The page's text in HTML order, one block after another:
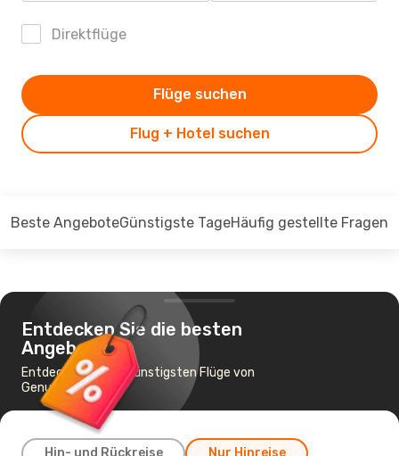
Direktflüge
Flug + Hotel suchen
Flüge suchen
Beste AngeboteGünstigste TageHäufig gestellte Fragen
Entdecken Sie die besten
Angebote
Entdecken Sie die günstigsten Flüge von
Genua nach Berlin
Hin- und Rückreise Nur Hinreise